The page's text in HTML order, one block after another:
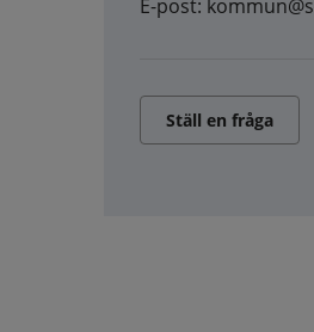
E-post:
Ställ en fråga